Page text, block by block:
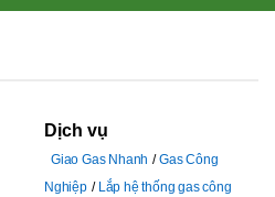
Dịch vụ
Giao Gas Nhanh
Gas Công
Nghiệp
Lắp hệ thống gas công